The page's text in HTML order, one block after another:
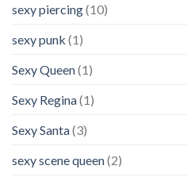
sexy piercing(10)
sexy punk (1)
Sexy Queen(1)
Sexy Regina(1)
Sexy Santa(3)
sexy scene queen(2)